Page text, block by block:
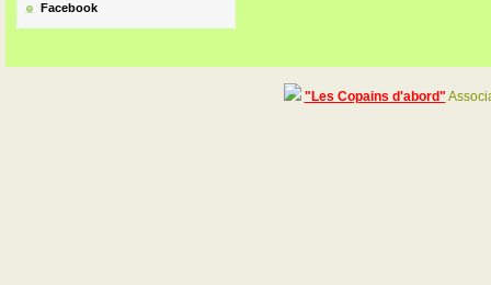
Facebook
"Les Copains d'abord"